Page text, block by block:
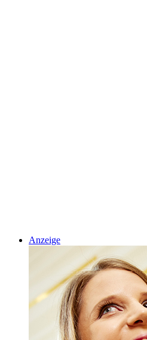
Anzeige